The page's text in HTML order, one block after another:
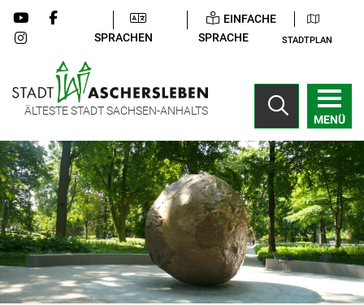
SPRACHEN
EINFACHE
SPRACHE
STADTPLAN
ÄLTESTE STADT SACHSEN-ANHALTS
MENÜ